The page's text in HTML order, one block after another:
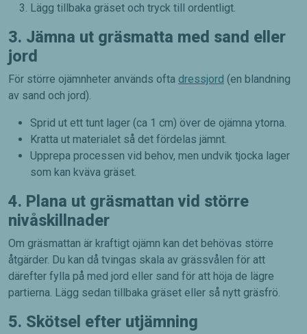
Lägg tillbaka gräset och tryck till ordentligt.
3. Jämna ut gräsmatta med sand eller
jord
För större ojämnheter används ofta dressjord (en blandning
av sand och jord).
Sprid ut ett tunt lager (ca 1 cm) över de ojämna ytorna.
Kratta ut materialet så det fördelas jämnt.
Upprepa processen vid behov, men undvik tjocka lager
som kan kväva gräset.
4. Plana ut gräsmattan vid större
nivåskillnader
Om gräsmattan är kraftigt ojämn kan det behövas större
åtgärder. Du kan då tvingas skala av grässvålen för att
därefter fylla på med jord eller sand för att höja de lägre
partierna. Lägg sedan tillbaka gräset eller så nytt gräsfrö.
5. Skötsel efter utjämning